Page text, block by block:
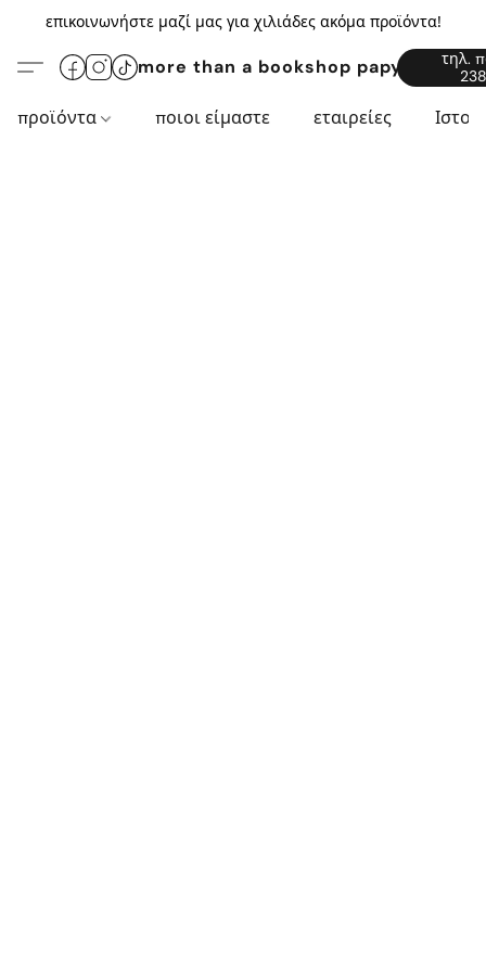
επικοινωνήστε μαζί μας για χιλιάδες ακόμα προϊόντα!
more than a bookshop
τηλ.
προϊόντα ποιοι είμαστε εταιρείες